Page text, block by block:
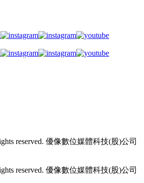
reserved. 優像數位媒體科技(股)公司
reserved. 優像數位媒體科技(股)公司